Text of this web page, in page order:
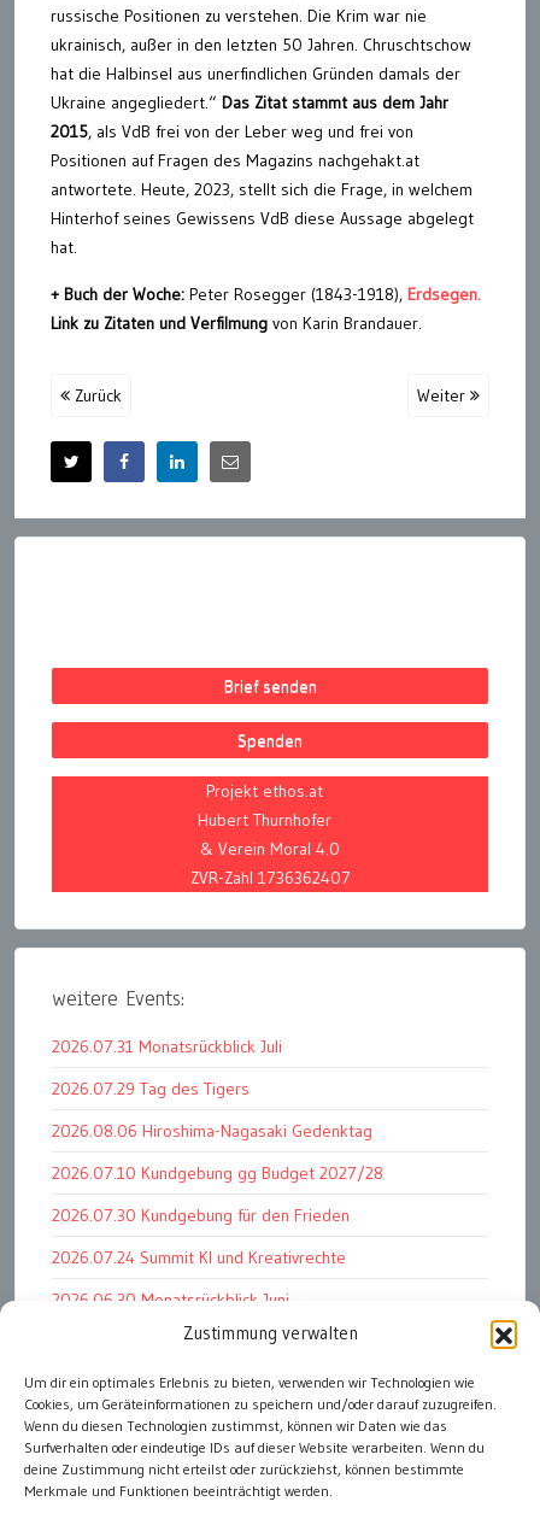
Zustimmung verwalten
Um dir ein optimales Erlebnis zu bieten, verwenden wir Technologien wie
Cookies, um Geräteinformationen zu speichern und/oder darauf zuzugreifen.
Wenn du diesen Technologien zustimmst, können wir Daten wie das
Surfverhalten oder eindeutige IDs auf dieser Website verarbeiten. Wenn du
deine Zustimmung nicht erteilst oder zurückziehst, können bestimmte
Merkmale und Funktionen beeinträchtigt werden.
russische Positionen zu verstehen. Die Krim war nie
ukrainisch, außer in den letzten 50 Jahren. Chruschtschow
hat die Halbinsel aus unerfindlichen Gründen damals der
Ukraine angegliedert.“ Das Zitat stammt aus dem Jahr
2015, als VdB frei von der Leber weg und frei von
Positionen auf Fragen des Magazins nachgehakt.at
antwortete. Heute, 2023, stellt sich die Frage, in welchem
Hinterhof seines Gewissens VdB diese Aussage abgelegt
hat.
+ Buch der Woche: Peter Rosegger (1843-1918), Erdsegen.
Link zu Zitaten und Verfilmung von Karin Brandauer.
Zurück Weiter
Brief senden
Spenden
Projekt ethos.at
Hubert Thurnhofer
& Verein Moral 4.0
ZVR-Zahl 1736362407
weitere Events:
2026.07.31 Monatsrückblick Juli
2026.07.29 Tag des Tigers
2026.08.06 Hiroshima-Nagasaki Gedenktag
2026.07.10 Kundgebung gg Budget 2027/28
2026.07.30 Kundgebung für den Frieden
2026.07.24 Summit KI und Kreativrechte
2026.06.30 Monatsrückblick Juni
2026.07.11 Worauf es letztlich ankommt
2026.07.01 Markenwert Studie 2026
2026.07.07 Open Space im Weltmuseum